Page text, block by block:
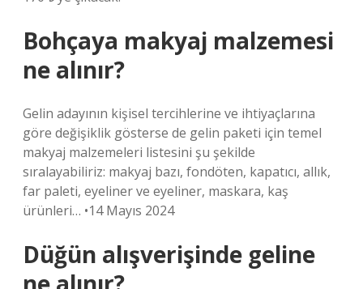
Bohçaya makyaj malzemesi
ne alınır?
Gelin adayının kişisel tercihlerine ve ihtiyaçlarına
göre değişiklik gösterse de gelin paketi için temel
makyaj malzemeleri listesini şu şekilde
sıralayabiliriz: makyaj bazı, fondöten, kapatıcı, allık,
far paleti, eyeliner ve eyeliner, maskara, kaş
ürünleri… •14 Mayıs 2024
Düğün alışverişinde geline